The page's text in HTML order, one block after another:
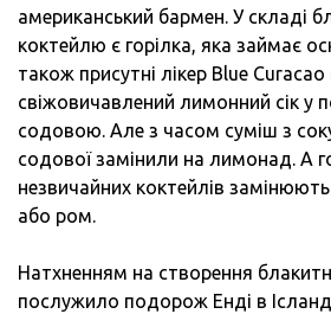
американський бармен. У складі
коктейлю є горілка, яка займає
також присутні лікер Blue
свіжовичавлений лимонний сік у
содовою. Але з часом суміш з
содової замінили на лимонад. А
незвичайних коктейлів замінюють
або ром.
Натхненням на створення
послужило подорож Енді в